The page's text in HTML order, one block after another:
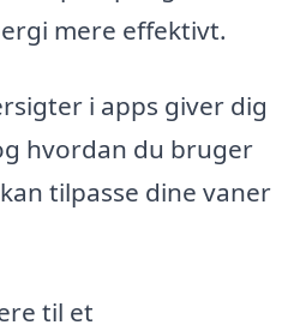
mere effektivt.
i apps giver dig
hvordan du bruger
tilpasse dine vaner
til et